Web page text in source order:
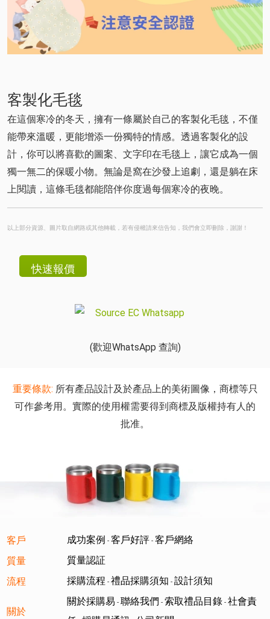
客製化毛毯
在這個寒冷的冬天，擁有一條屬於自己的客製化毛毯，不僅
能帶來溫暖，更能增添一份獨特的情感。透過客製化的設
計，你可以將喜歡的圖案、文字印在毛毯上，讓它成為一個
獨一無二的保暖小物。無論是窩在沙發上追劇，還是躺在床
上閱讀，這條毛毯都能陪伴你度過每個寒冷的夜晚。
以上部分資源、圖片取自網路或其他轉載，若有侵權請來信告知，我們會立即刪除，謝謝！
(歡迎WhatsApp 查詢)
重要條款: 所有產品設計及於產品上的美術圖像，商標等只
可作參考用。實際的使用權需要得到商標及版權持有人的
批准。
客戶 成功案例 - 客戶好評 - 客戶網絡
質量
質量認証
流程
採購流程 - 禮品採購須知 - 設計須知
關於
關於採購易 - 聯絡我們 - 索取禮品目錄 - 社會責